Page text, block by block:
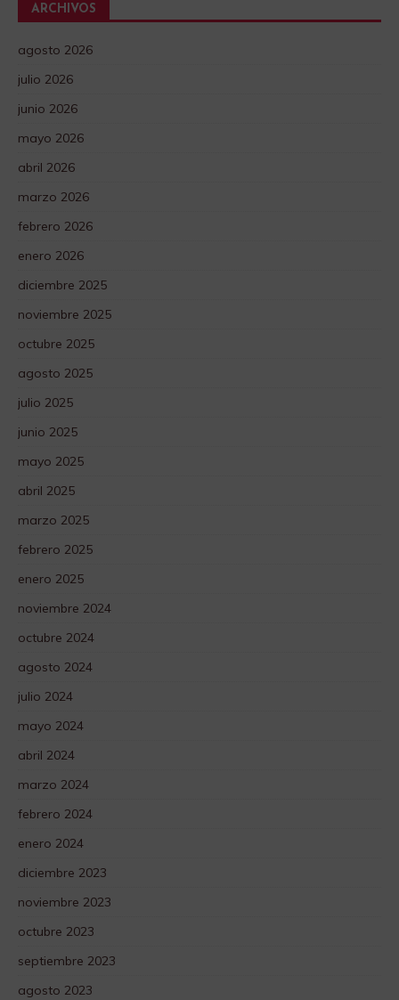
ARCHIVOS
agosto 2026
julio 2026
junio 2026
mayo 2026
abril 2026
marzo 2026
febrero 2026
enero 2026
diciembre 2025
noviembre 2025
octubre 2025
agosto 2025
julio 2025
junio 2025
mayo 2025
abril 2025
marzo 2025
febrero 2025
enero 2025
noviembre 2024
octubre 2024
agosto 2024
julio 2024
mayo 2024
abril 2024
marzo 2024
febrero 2024
enero 2024
diciembre 2023
noviembre 2023
octubre 2023
septiembre 2023
agosto 2023